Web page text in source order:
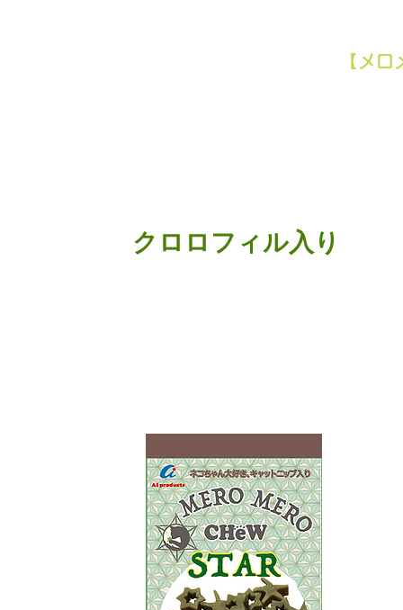
【メ
​クロロフィル入り